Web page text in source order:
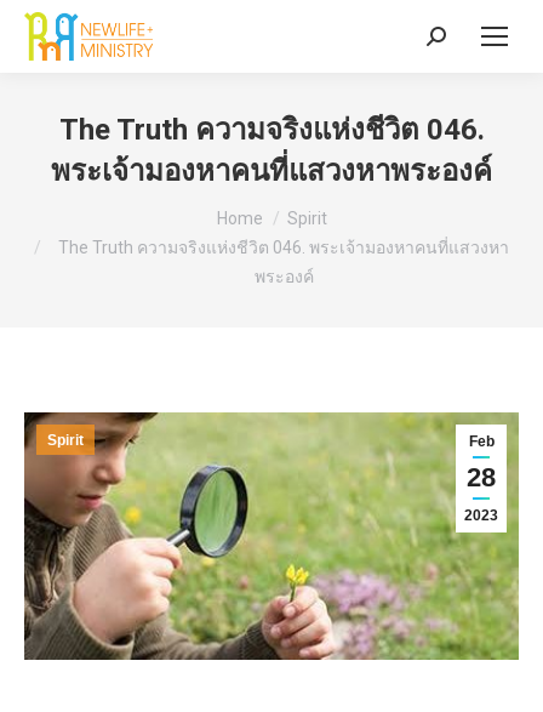
Search:
The Truth ความจริงแห่งชีวิต 046.
พระเจ้ามองหาคนที่แสวงหาพระองค์
Home
Spirit
The Truth ความจริงแห่งชีวิต 046. พระเจ้ามองหาคนที่แสวงหา
พระองค์
Feb
28
2023
Spirit